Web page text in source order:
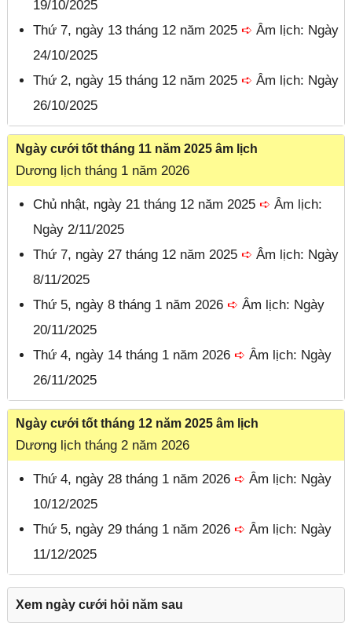
19/10/2025
Thứ 7, ngày 13 tháng 12 năm 2025 ➪ Âm lịch: Ngày
24/10/2025
Thứ 2, ngày 15 tháng 12 năm 2025 ➪ Âm lịch: Ngày
26/10/2025
Ngày cưới tốt tháng 11 năm 2025 âm lịch
Dương lịch tháng 1 năm 2026
Chủ nhật, ngày 21 tháng 12 năm 2025 ➪ Âm lịch:
Ngày 2/11/2025
Thứ 7, ngày 27 tháng 12 năm 2025 ➪ Âm lịch: Ngày
8/11/2025
Thứ 5, ngày 8 tháng 1 năm 2026 ➪ Âm lịch: Ngày
20/11/2025
Thứ 4, ngày 14 tháng 1 năm 2026 ➪ Âm lịch: Ngày
26/11/2025
Ngày cưới tốt tháng 12 năm 2025 âm lịch
Dương lịch tháng 2 năm 2026
Thứ 4, ngày 28 tháng 1 năm 2026 ➪ Âm lịch: Ngày
10/12/2025
Thứ 5, ngày 29 tháng 1 năm 2026 ➪ Âm lịch: Ngày
11/12/2025
Xem ngày cưới hỏi năm sau
Đóng quảng cáo ✕